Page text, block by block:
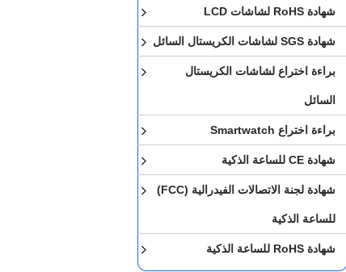
شهادة RoHS لشاشات LCD
شهادة SGS لشاشات الكريستال السائل
براءة اختراع لشاشات الكريستال
السائل
براءة اختراع Smartwatch
شهادة CE للساعة الذكية
شهادة لجنة الاتصالات الفيدرالية (FCC)
للساعة الذكية
شهادة RoHS للساعة الذكية